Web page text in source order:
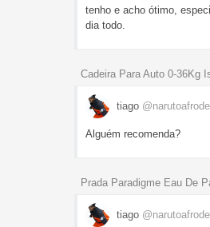
tenho e acho ótimo,
dia todo.
Cadeira Para Auto 0-36Kg
tiago
Alguém recomenda?
Prada Paradigme Eau De
tiago